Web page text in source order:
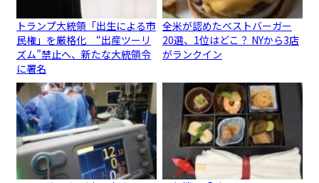
トランプ大統領「出生による市
民権」を厳格化 “出産ツーリ
ズム”禁止へ、新たな大統領令
に署名
全米が認めたベストバーガー
20選、1位はどこ？ NYから3店
がランクイン